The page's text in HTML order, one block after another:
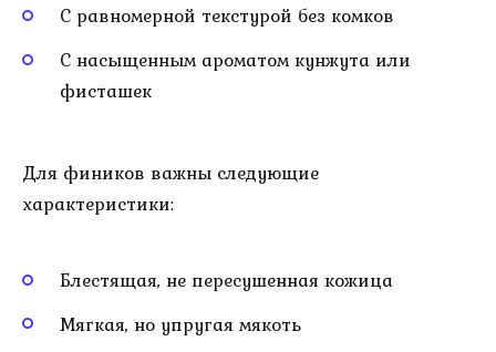
С равномерной текстурой без комков
С насыщенным ароматом кунжута или
фисташек
Для фиников важны следующие
характеристики:
Блестящая, не пересушенная кожица
Мягкая, но упругая мякоть